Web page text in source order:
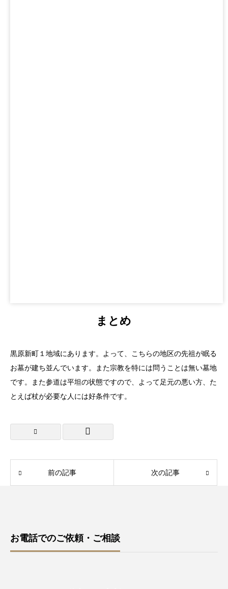
まとめ
黒原新町１地域にあります。よって、こちらの地区の先祖が眠る
お墓が建ち並んでいます。また宗教を特には問うことは無い墓地
です。また参道は平坦の状態ですので、よって足元の悪い方、た
とえば杖が必要な人には好条件です。
前の記事 次の記事
お電話でのご依頼・ご相談